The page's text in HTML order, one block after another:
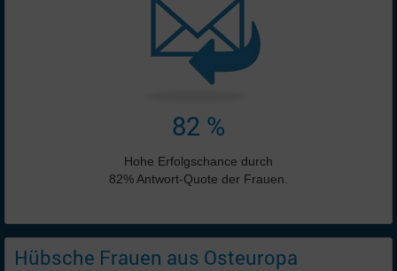
82 %
Hohe Erfolgschance durch
82% Antwort-Quote der Frauen.
Hübsche Frauen aus Osteuropa